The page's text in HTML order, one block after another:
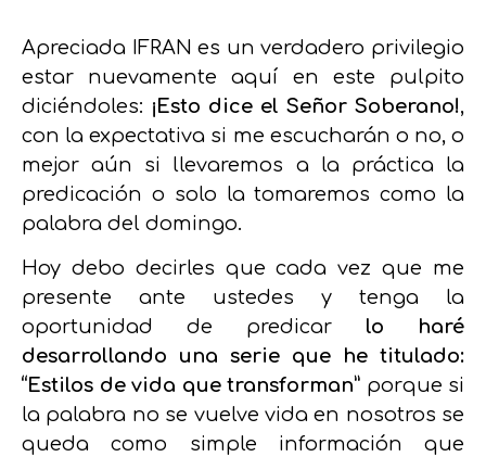
Apreciada IFRAN es un verdadero privilegio
estar nuevamente aquí en este pulpito
diciéndoles: ¡Esto dice el Señor Soberano!,
con la expectativa si me escucharán o no, o
mejor aún si llevaremos a la práctica la
predicación o solo la tomaremos como la
palabra del domingo.
Hoy debo decirles que cada vez que me
presente ante ustedes y tenga la
oportunidad de predicar lo haré
desarrollando una serie que he titulado:
“Estilos de vida que transforman” porque si
la palabra no se vuelve vida en nosotros se
queda como simple información que